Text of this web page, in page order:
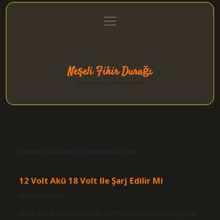
Gizlilik Politikası
menüyü
aç
Neşeli Fikir Durağı
Etiket: Akü fazla şarj edilirse ne olur
12 Volt Akü 18 Volt Ile Şarj Edilir Mi
Tarih: Ekim 11, 2024
12 volt akü 19 volt ile şarj edilir mi? Pil patlaması: Aşırı şarj, pilin